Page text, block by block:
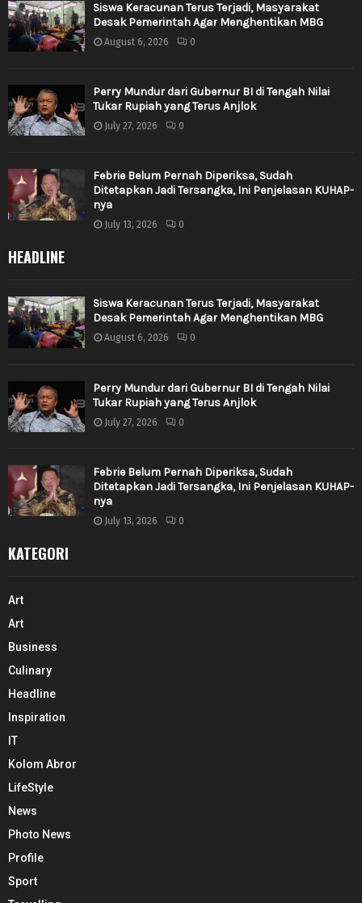
Siswa Keracunan Terus Terjadi, Masyarakat
Desak Pemerintah Agar Menghentikan MBG
August 6, 2026 0
Perry Mundur dari Gubernur BI di Tengah Nilai
Tukar Rupiah yang Terus Anjlok
July 27, 2026 0
Febrie Belum Pernah Diperiksa, Sudah
Ditetapkan Jadi Tersangka, Ini Penjelasan KUHAP-
nya
July 13, 2026 0
HEADLINE
Siswa Keracunan Terus Terjadi, Masyarakat
Desak Pemerintah Agar Menghentikan MBG
August 6, 2026 0
Perry Mundur dari Gubernur BI di Tengah Nilai
Tukar Rupiah yang Terus Anjlok
July 27, 2026 0
Febrie Belum Pernah Diperiksa, Sudah
Ditetapkan Jadi Tersangka, Ini Penjelasan KUHAP-
nya
July 13, 2026 0
KATEGORI
Art
Art
Business
Culinary
Headline
Inspiration
IT
Kolom Abror
LifeStyle
News
Photo News
Profile
Sport